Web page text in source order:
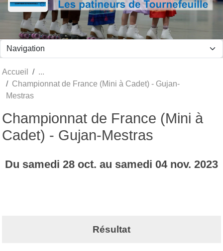
Accueil
Championnat de France (Mini à Cadet) - Gujan-
Mestras
Championnat de France (Mini à
Cadet) - Gujan-Mestras
Du samedi 28 oct. au samedi 04 nov. 2023
Résultat
Panneau de gestion des cookies